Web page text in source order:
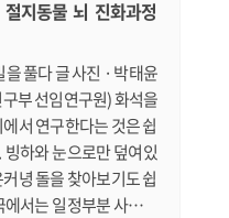
지동물 뇌 진화과정
풀다 글 사진 · 박태윤
부 선임연구원) 화석을
서 연구한다는 것은 쉽
하와 눈으로만 덮여있
녕 돌을 찾아보기도 쉽
서는 일정부분 사실이